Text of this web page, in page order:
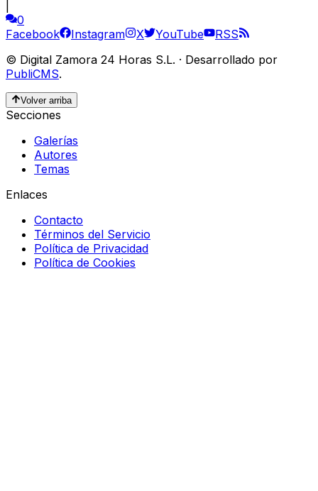
0
Facebook
Instagram X YouTube
RSS
© Digital Zamora 24 Horas S.L. · Desarrollado por
PubliCMS.
Volver arriba
Secciones
Galerías
Autores
Temas
Enlaces
Contacto
Términos del Servicio
Política de Privacidad
Política de Cookies